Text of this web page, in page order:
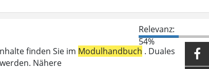
Relevanz:
54%
finden Sie im Modulhandbuch . Duales
Nähere
